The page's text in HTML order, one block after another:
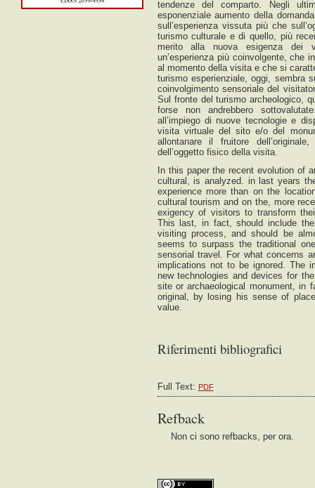
tendenze del comparto. Negli
esponenziale aumento della
sull’esperienza vissuta più che
turismo culturale e di quello, più
merito alla nuova esigenza dei
un’esperienza più coinvolgente, che
al momento della visita e che si
turismo esperienziale, oggi, sembra
coinvolgimento sensoriale del
Sul fronte del turismo archeologico,
forse non andrebbero
all’impiego di nuove tecnologie e
visita virtuale del sito e/o del
allontanare il fruitore
dell’oggetto fisico della visita.
In this paper the recent evolution of
cultural, is analyzed. in last years
experience more than on the
cultural tourism and on the, more
exigency of visitors to transform
This last, in fact, should include
visiting process, and should be
seems to surpass the traditional
sensorial travel. For what concerns
implications not to be ignored. The
new technologies and devices for
site or archaeological monument, in
original, by losing his sense of
value.
Riferimenti bibliografici
Full Text: PDF
Refback
Non ci sono refbacks, per ora.